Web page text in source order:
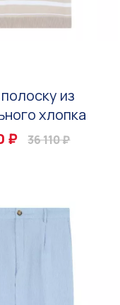
из
хлопка
₽
36 110 ₽